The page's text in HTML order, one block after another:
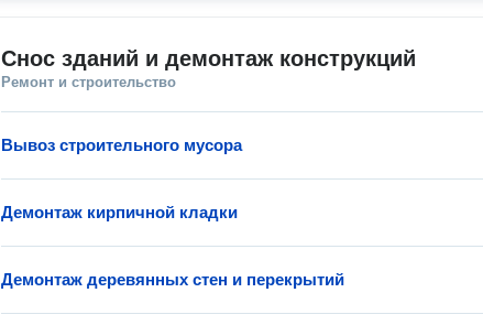
Снос зданий и демонтаж конструкций
Ремонт и строительство
Вывоз строительного мусора
Демонтаж кирпичной кладки
Демонтаж деревянных стен и перекрытий